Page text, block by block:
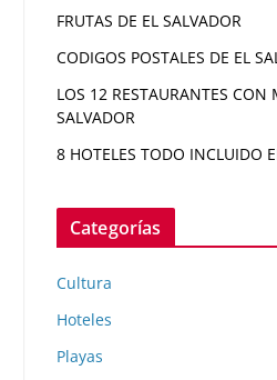
FRUTAS DE EL SALVADOR
CODIGOS POSTALES DE EL
LOS 12 RESTAURANTES CON
SALVADOR
8 HOTELES TODO INCLUIDO
Categorías
Cultura
Hoteles
Playas